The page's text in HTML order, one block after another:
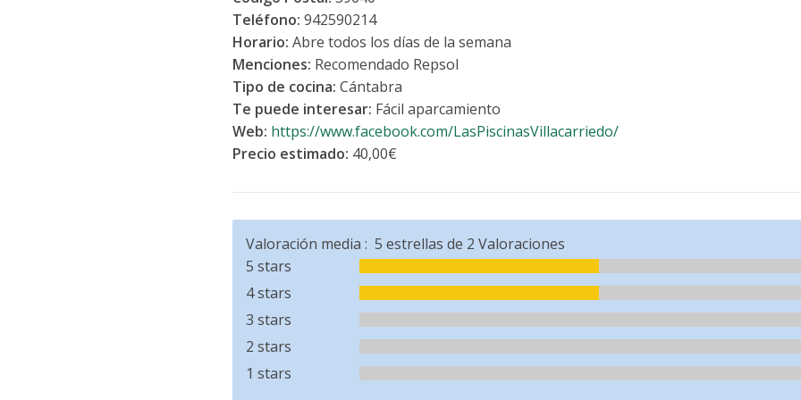
Teléfono: 942590214
Horario: Abre todos los días de la semana
Menciones: Recomendado Repsol
Tipo de cocina: Cántabra
Te puede interesar: Fácil aparcamiento
Web: https://www.facebook.com/LasPiscinasVillacarriedo/
Precio estimado: 40,00€
Valoración media :
5 stars
4 stars
3 stars
2 stars
1 stars
5 estrellas de 2 Valoraciones